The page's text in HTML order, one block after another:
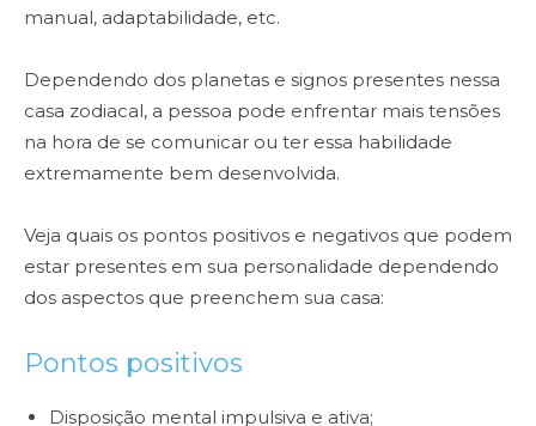
manual, adaptabilidade, etc.
Dependendo dos planetas e signos presentes nessa
casa zodiacal, a pessoa pode enfrentar mais tensões
na hora de se comunicar ou ter essa habilidade
extremamente bem desenvolvida.
Veja quais os pontos positivos e negativos que podem
estar presentes em sua personalidade dependendo
dos aspectos que preenchem sua casa:
Pontos positivos
Disposição mental impulsiva e ativa;